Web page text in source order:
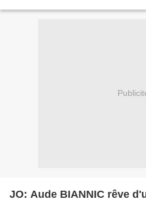
JO: Aude BIANNIC rêve